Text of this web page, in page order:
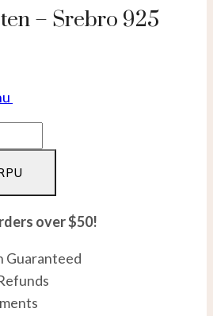
– Srebro 925
over $50!
Guaranteed